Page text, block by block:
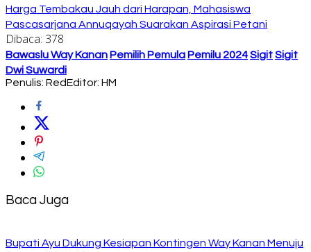
Harga Tembakau Jauh dari Harapan, Mahasiswa
Pascasarjana Annuqayah Suarakan Aspirasi Petani
Dibaca: 378
Bawaslu Way Kanan Pemilih Pemula Pemilu 2024SigitSigit
Dwi Suwardi
Penulis: RedEditor: HM
Baca Juga
Bupati Ayu Dukung Kesiapan Kontingen Way Kanan Menuju